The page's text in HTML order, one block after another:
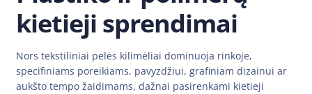
kietieji sprendimai
Nors tekstiliniai pelės kilimėliai dominuoja rinkoje,
specifiniams poreikiams, pavyzdžiui, grafiniam dizainui ar
aukšto tempo žaidimams, dažnai pasirenkami kietieji